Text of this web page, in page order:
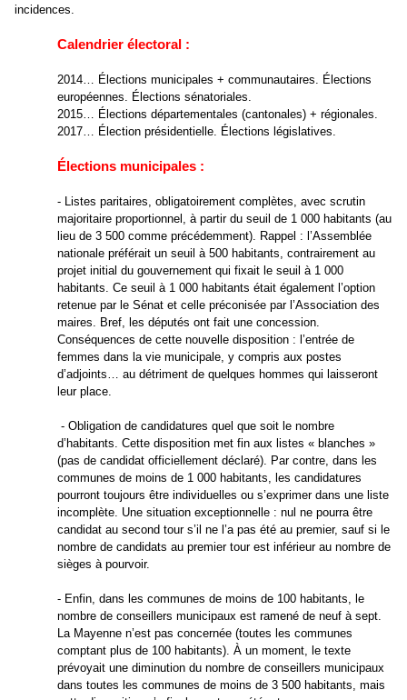
incidences.
Calendrier électoral :
2014… Élections municipales + communautaires. Élections
européennes. Élections sénatoriales.
2015… Élections départementales (cantonales) + régionales.
2017… Élection présidentielle. Élections législatives.
Élections municipales :
- Listes paritaires, obligatoirement complètes, avec scrutin
majoritaire proportionnel, à partir du seuil de 1 000 habitants (au
lieu de 3 500 comme précédemment). Rappel : l’Assemblée
nationale préférait un seuil à 500 habitants, contrairement au
projet initial du gouvernement qui fixait le seuil à 1 000
habitants. Ce seuil à 1 000 habitants était également l’option
retenue par le Sénat et celle préconisée par l’Association des
maires. Bref, les députés ont fait une concession.
Conséquences de cette nouvelle disposition : l’entrée de
femmes dans la vie municipale, y compris aux postes
d’adjoints… au détriment de quelques hommes qui laisseront
leur place.
- Obligation de candidatures quel que soit le nombre
d’habitants. Cette disposition met fin aux listes « blanches »
(pas de candidat officiellement déclaré). Par contre, dans les
communes de moins de 1 000 habitants, les candidatures
pourront toujours être individuelles ou s’exprimer dans une liste
incomplète. Une situation exceptionnelle : nul ne pourra être
candidat au second tour s’il ne l’a pas été au premier, sauf si le
nombre de candidats au premier tour est inférieur au nombre de
sièges à pourvoir.
- Enfin, dans les communes de moins de 100 habitants, le
nombre de conseillers municipaux est ramené de neuf à sept.
La Mayenne n’est pas concernée (toutes les communes
comptant plus de 100 habitants). À un moment, le texte
prévoyait une diminution du nombre de conseillers municipaux
dans toutes les communes de moins de 3 500 habitants, mais